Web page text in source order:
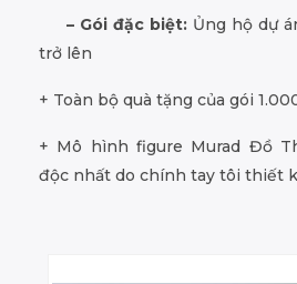
– Gói đặc biệt: Ủng hộ dự
trở lên
+ Toàn bộ quà tặng của gói
+ Mô hình figure Murad Đồ
độc nhất do chính tay tôi thiết